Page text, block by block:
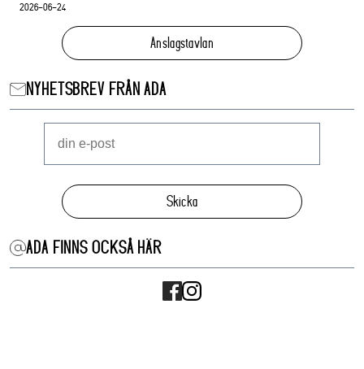
2026-06-24
Anslagstavlan
NYHETSBREV FRÅN ADA
Skicka
ADA FINNS OCKSÅ HÄR